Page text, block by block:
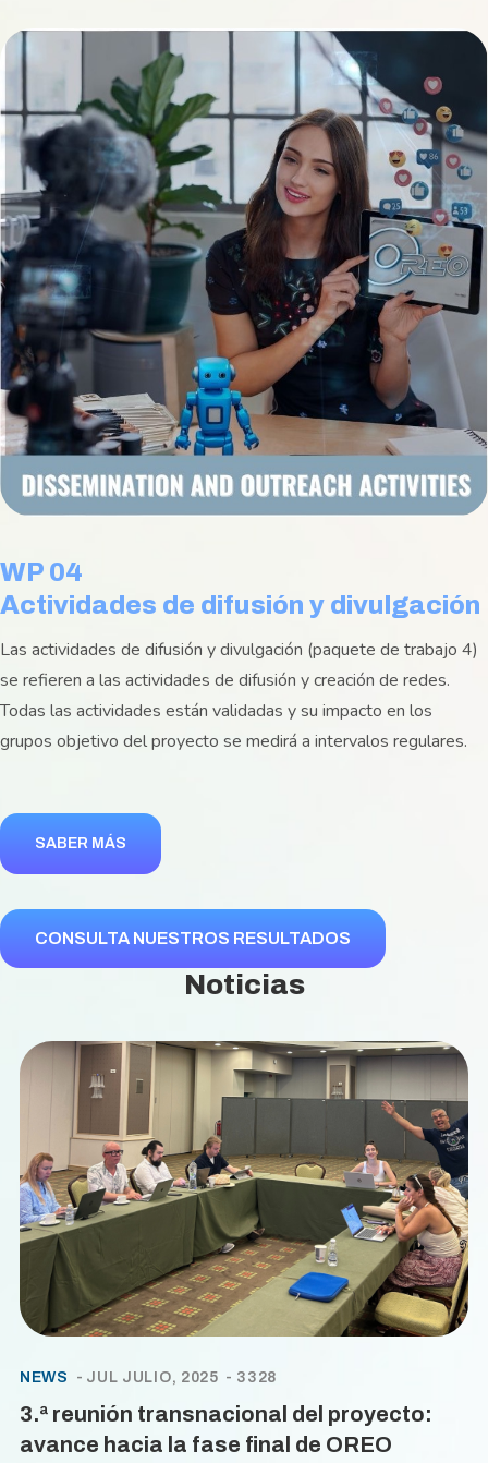
WP 04
Actividades de difusión y divulgación
Las actividades de difusión y divulgación (paquete de trabajo 4)
se refieren a las actividades de difusión y creación de redes.
Todas las actividades están validadas y su impacto en los
grupos objetivo del proyecto se medirá a intervalos regulares.
SABER MÁS
CONSULTA NUESTROS RESULTADOS
Noticias
NEWS JUL JULIO, 2025 3328
3.ª reunión transnacional del proyecto:
avance hacia la fase final de OREO